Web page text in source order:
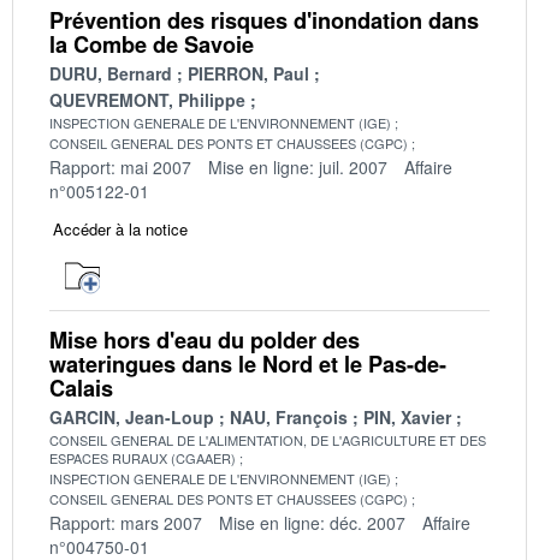
Prévention des risques d'inondation dans
la Combe de Savoie
DURU, Bernard
PIERRON, Paul
QUEVREMONT, Philippe
INSPECTION GENERALE DE L'ENVIRONNEMENT (IGE)
CONSEIL GENERAL DES PONTS ET CHAUSSEES (CGPC)
Rapport: mai 2007 Mise en ligne: juil. 2007
Affaire
n°005122-01
Accéder à la notice
Mise hors d'eau du polder des
wateringues dans le Nord et le Pas-de-
Calais
GARCIN, Jean-Loup NAU, François PIN, Xavier
CONSEIL GENERAL DE L'ALIMENTATION, DE L'AGRICULTURE ET DES
ESPACES RURAUX (CGAAER)
INSPECTION GENERALE DE L'ENVIRONNEMENT (IGE)
CONSEIL GENERAL DES PONTS ET CHAUSSEES (CGPC)
Rapport: mars 2007 Mise en ligne: déc. 2007
Affaire
n°004750-01